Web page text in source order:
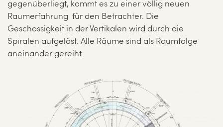
gegenüberliegt, kommt es zu einer völlig neuen
Raumerfahrung für den Betrachter. Die
Geschossigkeit in der Vertikalen wird durch die
Spiralen aufgelöst. Alle Räume sind als Raumfolge
aneinander gereiht.